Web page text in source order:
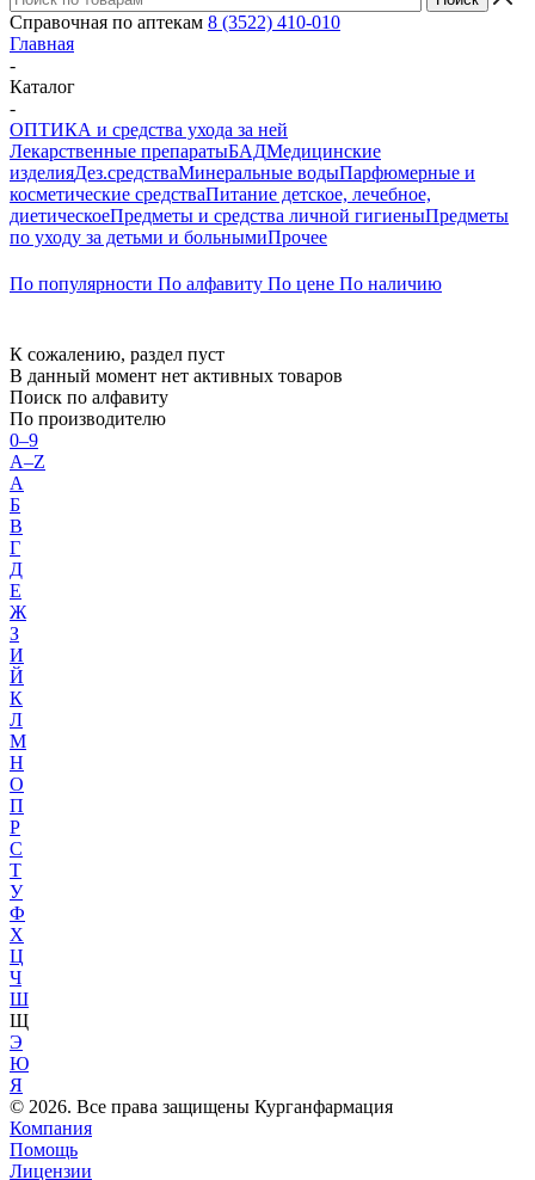
Справочная по аптекам 8 (3522) 410-010
Главная
-
Каталог
-
ОПТИКА и средства ухода за ней
Лекарственные препаратыБАДМедицинские
изделияДез.средстваМинеральные водыПарфюмерные и
косметические средстваПитание детское, лечебное,
диетическоеПредметы и средства личной гигиеныПредметы
по уходу за детьми и больнымиПрочее
По популярности По алфавиту По цене По наличию
К сожалению, раздел пуст
В данный момент нет активных товаров
Поиск по алфавиту
По производителю
0–9
A–Z
А
Б
В
Г
Д
Е
Ж
З
И
Й
К
Л
М
Н
О
П
Р
С
Т
У
Ф
Х
Ц
Ч
Ш
Щ
Э
Ю
Я
© 2026. Все права защищены Курганфармация
Компания
Помощь
Лицензии